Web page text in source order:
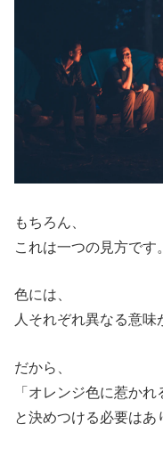
もちろん、
これは一つの見方です。
色には、
人それぞれ異なる意味
だから、
「オレンジ色に惹かれ
と決めつける必要はあ